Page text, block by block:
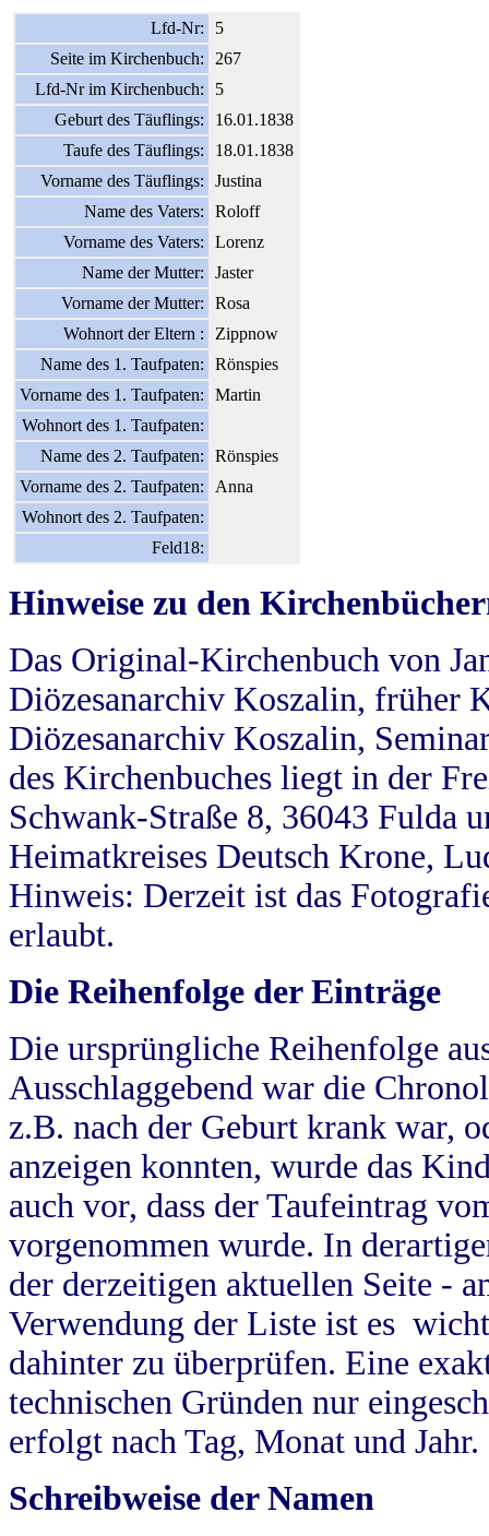
Lfd-Nr:
5
Seite im Kirchenbuch:
267
Lfd-Nr im Kirchenbuch:
5
Geburt des Täuflings:
16.01.1838
Taufe des Täuflings:
18.01.1838
Vorname des Täuflings:
Justina
Name des Vaters:
Roloff
Vorname des Vaters:
Lorenz
Name der Mutter:
Jaster
Vorname der Mutter:
Rosa
Wohnort der Eltern :
Zippnow
Name des 1. Taufpaten:
Rönspies
Vorname des 1. Taufpaten:
Martin
Wohnort des 1. Taufpaten:
Name des 2. Taufpaten:
Rönspies
Vorname des 2. Taufpaten:
Anna
Wohnort des 2. Taufpaten:
Feld18:
Hinweise zu den
Das Original-Kirchenbuch von
Diözesanarchiv Koszalin, früher
Diözesanarchiv Koszalin,
des Kirchenbuches liegt in der
Schwank-Straße 8, 36043 Fulda
Heimatkreises Deutsch Krone,
Hinweis: Derzeit ist das
erlaubt.
Die Reihenfolge der Einträge
Die ursprüngliche Reihenfolge
Ausschlaggebend war die
z.B. nach der Geburt krank war,
anzeigen konnten, wurde das
auch vor, dass der Taufeintrag
vorgenommen wurde. In
der derzeitigen aktuellen Seite -
Verwendung der Liste ist es
dahinter zu überprüfen. Eine
technischen Gründen nur
erfolgt nach Tag, Monat und Jahr.
Schreibweise der Namen